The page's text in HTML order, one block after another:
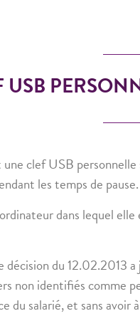
USB
clef USB
les temps de pause.
dans lequel
du 12.02.2013 a
non identifiés comme
du salarié, et sans avoir